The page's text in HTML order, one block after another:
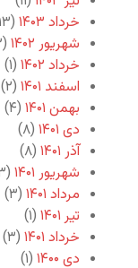
خرداد ۱۴۰۳
(۱۳)
شهریور ۱۴۰۲
(۲)
خرداد ۱۴۰۲
(۱)
اسفند ۱۴۰۱
(۲)
بهمن ۱۴۰۱
(۴)
دی ۱۴۰۱
(۸)
آذر ۱۴۰۱
(۸)
شهریور ۱۴۰۱
(۳)
مرداد ۱۴۰۱
(۳)
تیر ۱۴۰۱
(۱)
خرداد ۱۴۰۱
(۳)
دی ۱۴۰۰
(۱)